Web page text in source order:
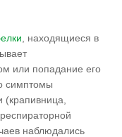
, находящиеся в
или попадание его
симптомы
наблюдались